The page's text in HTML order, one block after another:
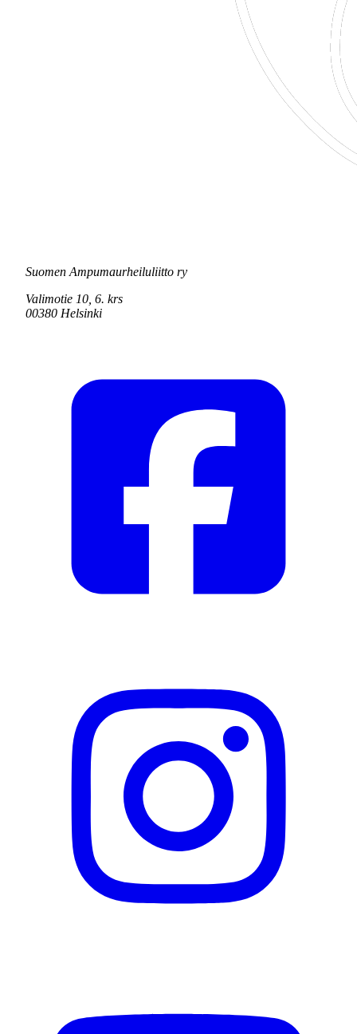
Suomen Ampumaurheiluliitto ry
Valimotie 10, 6. krs
00380 Helsinki